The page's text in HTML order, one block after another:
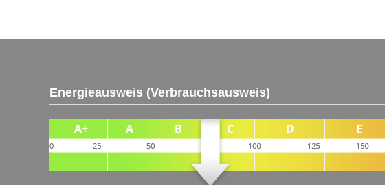
Energieausweis (Verbrauchsausweis)